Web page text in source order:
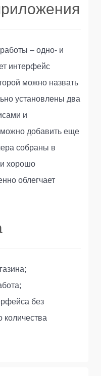
– одно- и
интерфейс
можно назвать
установлены два
и
добавить еще
собраны в
хорошо
облегчает
без
количества